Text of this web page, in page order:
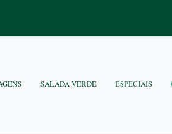
SALADA VERDE ESPECIAIS